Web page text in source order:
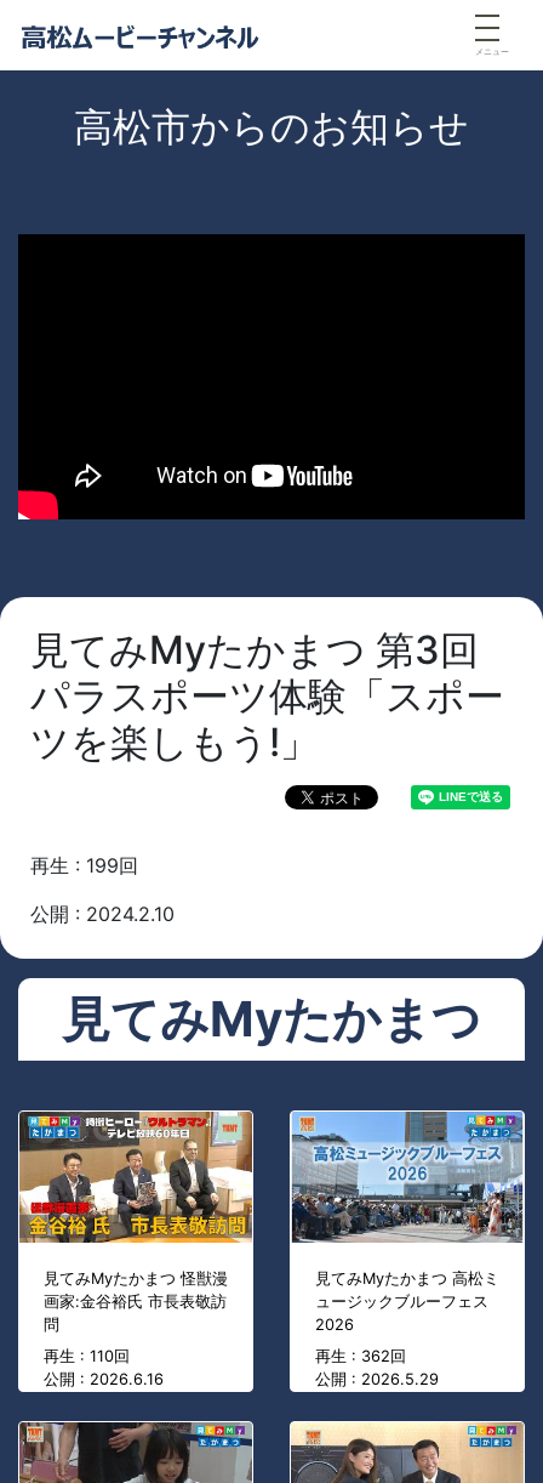
メニュー
高松市からのお知らせ
見てみMyたかまつ 第3回
パラスポーツ体験「スポー
ツを楽しもう!」
再生 : 199回
公開 : 2024.2.10
見てみMyたかまつ
見てみMyたかまつ 怪獣漫
画家:金谷裕氏 市長表敬訪
問
再生 : 110回
公開 : 2026.6.16
見てみMyたかまつ 高松ミ
ュージックブルーフェス
2026
再生 : 362回
公開 : 2026.5.29